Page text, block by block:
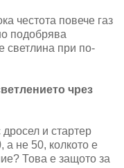
честота повече газ
подобрява
светлина при по-
чрез
и стартер
а не 50, колкото е
Това е защото за